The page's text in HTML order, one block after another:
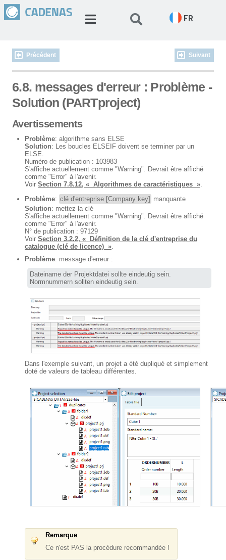
FR
Précédent Suivant
6.8. messages d'erreur : Problème -
Solution (PARTproject)
Avertissements
Problème: algorithme sans ELSE
Solution: Les boucles ELSEIF doivent se terminer par un
ELSE.
Numéro de publication : 103983
S'affiche actuellement comme "Warning". Devrait être affiché
comme "Error" à l'avenir.
Voir Section 7.8.12, « Algorithmes de caractéristiques ».
Problème: clé d'entreprise [Company key] manquante
Solution: mettez la clé
S'affiche actuellement comme "Warning". Devrait être affiché
comme "Error" à l'avenir.
N° de publication : 97129
Voir Section 3.2.2, « Définition de la clé d'entreprise du
catalogue (clé de licence) ».
Problème: message d'erreur :
Dateiname der Projektdatei sollte eindeutig sein.
Normnummern sollten eindeutig sein.
Dans l'exemple suivant, un projet a été dupliqué et simplement
doté de valeurs de tableau différentes.
Remarque
Ce n'est PAS la procédure recommandée !